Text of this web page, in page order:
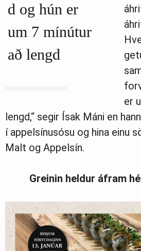
d og hún er
um 7 mínútur
að lengd
er
lengd,“ segir Ísak Máni en
í appelsínusósu og hina einu
Malt og Appelsín.
Greinin heldur áfram